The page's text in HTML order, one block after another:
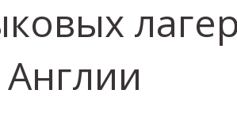
Англии